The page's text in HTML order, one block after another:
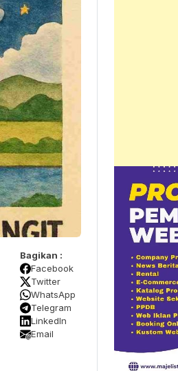
Bagikan :
Facebook
Twitter
WhatsApp
Telegram
LinkedIn
Email